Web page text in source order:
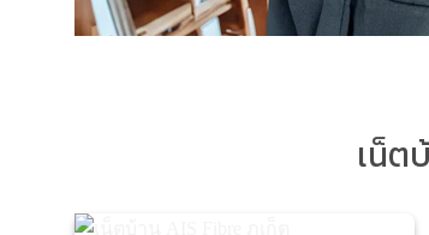
เน็ต